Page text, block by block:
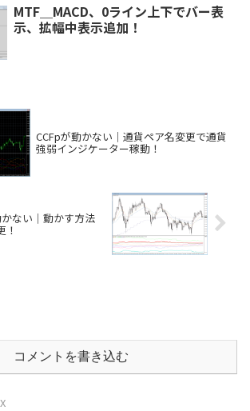
MTF＿MACD、0ライン上下でバー表
示、拡幅中表示追加！
CCFpが動かない｜通貨ペア名変更で通貨
強弱インジケーター稼動！
ない｜動かす方法
！
コメントを書き込む